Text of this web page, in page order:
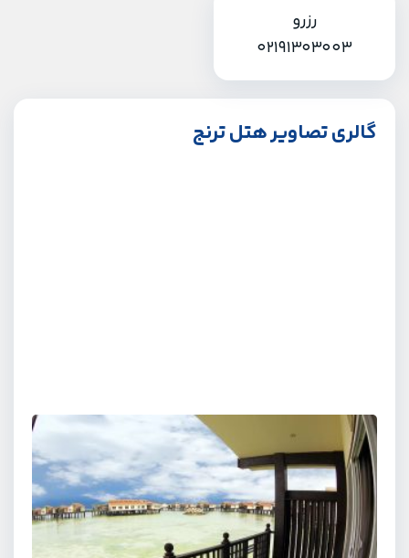
رزرو
02191303003
گالری تصاویر هتل ترنج